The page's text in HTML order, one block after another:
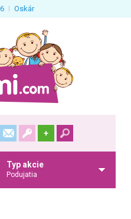
Oskár
+
Typ akcie
Podujatia